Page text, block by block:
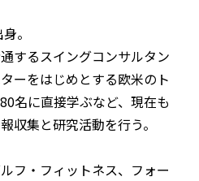
。
するスイングコンサルタン
ーをはじめとする欧米のト
名に直接学ぶなど、現在も
収集と研究活動を行う。
フ・フィットネス、フォー